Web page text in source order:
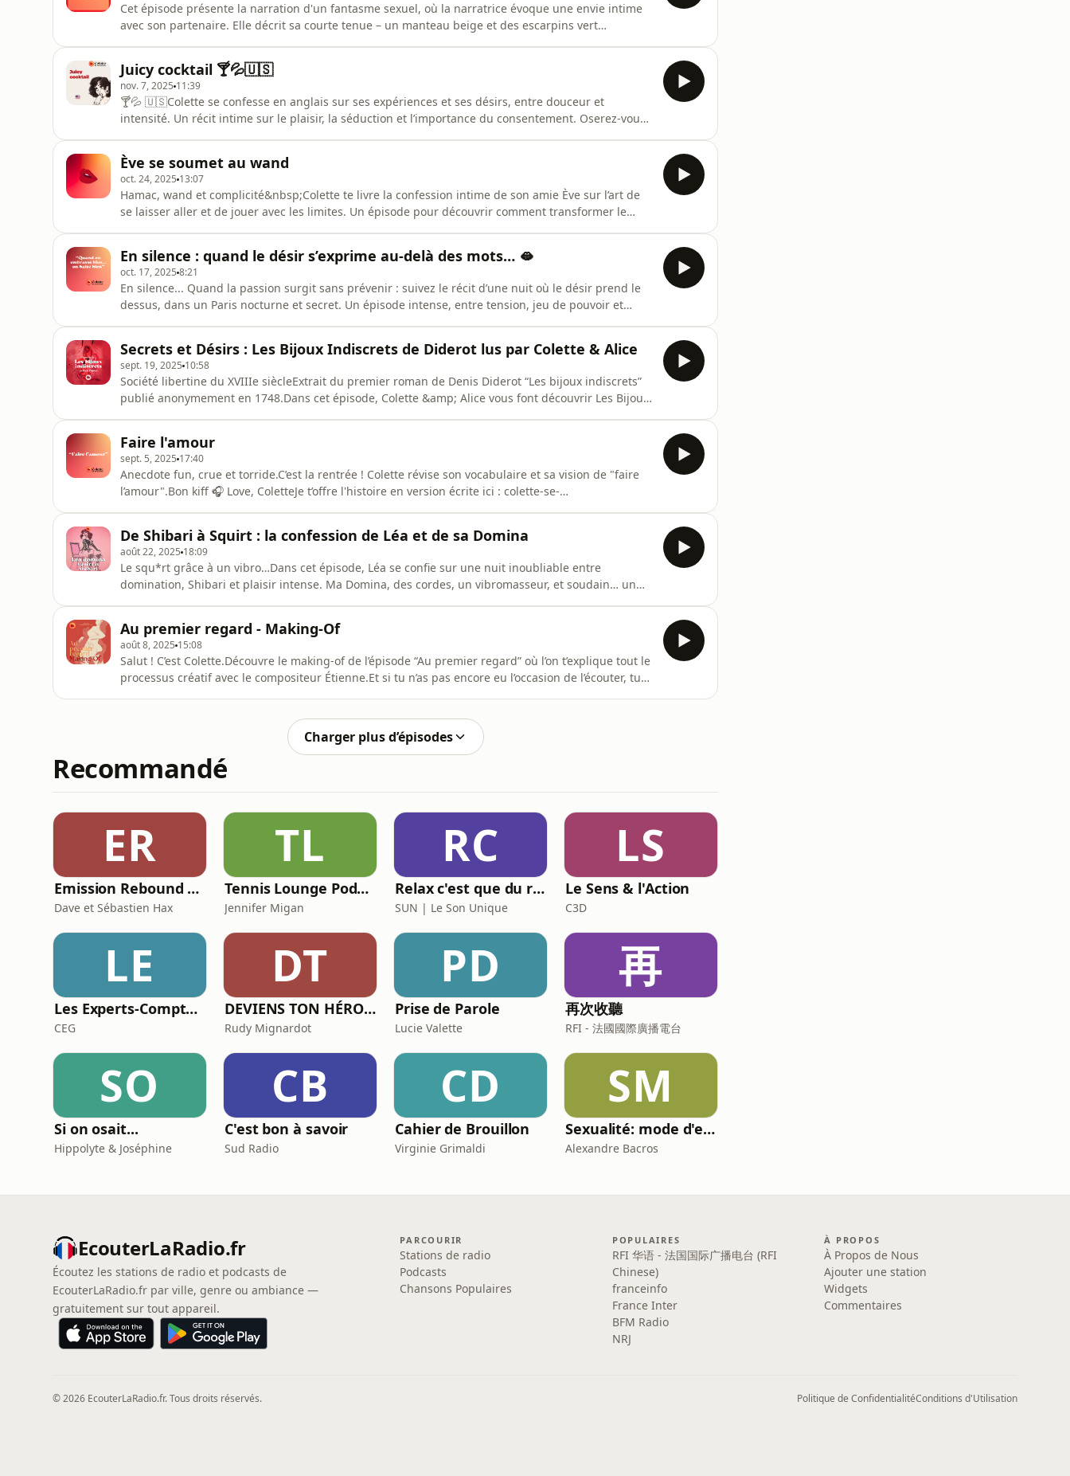
Cet épisode présente la narration d'un fantasme sexuel, où la narratrice évoque une envie intime
avec son partenaire. Elle décrit sa courte tenue – un manteau beige et des escarpins vert
dans le bureau de son partenaire, elle se dévoile, adoptant une posture séductrice et engageant
une danse sensuelle a
Juicy cocktail 🍸💦🇺🇸
nov. 7, 2025 11:39
🍸💦 🇺🇸Colette se confesse en anglais sur ses expériences et ses désirs, entre douceur et
intensité. Un récit intime sur le plaisir, la séduction et l’importance du consentement. Oserez-vous
version écrite ici : https://colette-se-confesse.kit.com/juicy-cocktail&nbsp;Xoxo, Colette 💋&nbsp;À
PROPOS DE COLET
Ève se soumet au wand
oct. 24, 2025 13:07
Hamac, wand et complicité&nbsp;Colette te livre la confession intime de son amie Ève sur l’art de
se laisser aller et de jouer avec les limites. Un épisode pour découvrir comment transformer le
wand&nbsp;L
En silence : quand le désir s’exprime au-delà des mots… 🫦
oct. 17, 2025 8:21
En silence... Quand la passion surgit sans prévenir : suivez le récit d’une nuit où le désir prend le
dessus, dans un Paris nocturne et secret. Un épisode intense, entre tension, jeu de pouvoir et
ne me connais pas enc
Secrets et Désirs : Les Bijoux Indiscrets de Diderot lus par Colette & Alice
sept. 19, 2025 10:58
Société libertine du XVIIIe siècleExtrait du premier roman de Denis Diderot “Les bijoux indiscrets”
publié anonymement en 1748.Dans cet épisode, Colette &amp; Alice vous font découvrir Les Bijoux
veux
Faire l'amour
sept. 5, 2025 17:40
Anecdote fun, crue et torride.C’est la rentrée ! Colette révise son vocabulaire et sa vision de "faire
l’amour".Bon kiff 🎧 Love, ColetteJe t’offre l'histoire en version écrite ici : colette-se-
affectives et sexuelles et je li
De Shibari à Squirt : la confession de Léa et de sa Domina
août 22, 2025 18:09
Le squ*rt grâce à un vibro…Dans cet épisode, Léa se confie sur une nuit inoubliable entre
domination, Shibari et plaisir intense. Ma Domina, des cordes, un vibromasseur, et soudain… un
de la sensualité, de la découverte
Au premier regard - Making-Of
août 8, 2025 15:08
Salut ! C’est Colette.Découvre le making-of de l’épisode “Au premier regard” où l’on t’explique tout le
processus créatif avec le compositeur Étienne.Et si tu n’as pas encore eu l’occasion de l’écouter, tu
Charger plus d’épisodes
Recommandé
ER
Emission Rebound Edition- Les origines de la musique électronique- Le laboratoire Sonore
Dave et Sébastien Hax
TL
Tennis Lounge Podcast 🇬🇧/🇫🇷: Mental Performance, Insiders Interviews, The Stories that Shape(d) the Game
Jennifer Migan
RC
Relax c'est que du rap invite...
SUN | Le Son Unique
LS
Le Sens & l'Action
C3D
LE
Les Experts-Comptables de demain !
CEG
DT
DEVIENS TON HÉROS | Podcast entrepreneuriat, prise de parole et vidéo
Rudy Mignardot
PD
Prise de Parole
Lucie Valette
再
再次收聽
RFI - 法國國際廣播電台
SO
Si on osait...
Hippolyte & Joséphine
CB
C'est bon à savoir
Sud Radio
CD
Cahier de Brouillon
Virginie Grimaldi
SM
Sexualité: mode d'emploi
Alexandre Bacros
EcouterLaRadio.fr
Écoutez les stations de radio et podcasts de
EcouterLaRadio.fr par ville, genre ou ambiance —
gratuitement sur tout appareil.
PARCOURIR
Stations de radio
Podcasts
Chansons Populaires
POPULAIRES
RFI 华语 - 法国国际广播电台 (RFI
Chinese)
franceinfo
France Inter
BFM Radio
NRJ
À PROPOS
À Propos de Nous
Ajouter une station
Widgets
Commentaires
© 2026 EcouterLaRadio.fr. Tous droits réservés. Politique de ConfidentialitéConditions d'Utilisation